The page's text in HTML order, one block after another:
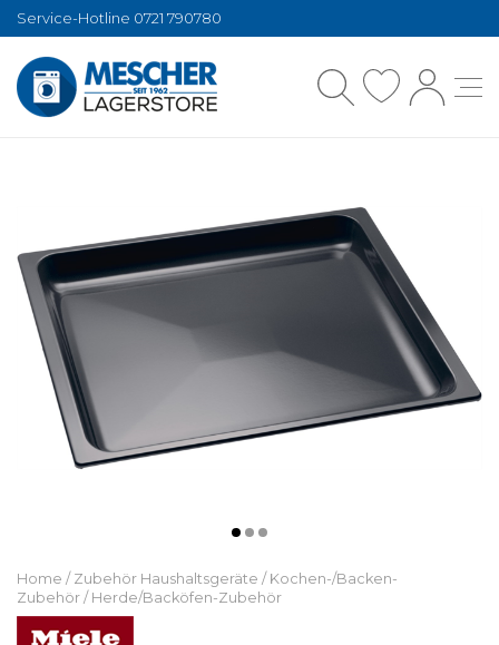
Service-Hotline 0721 790780
Home / Zubehör Haushaltsgeräte / Kochen-/Backen-
Zubehör / Herde/Backöfen-Zubehör